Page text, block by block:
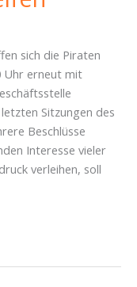
sich die Piraten
Uhr erneut mit
Sitzungen des
Beschlüsse
Interesse vieler
verleihen, soll